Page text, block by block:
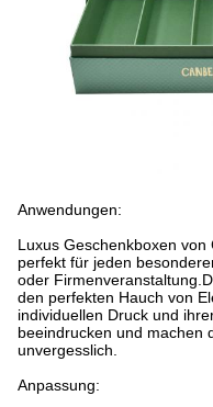
Anwendungen:
Luxus Geschenkboxen
perfekt für jeden
oder
den perfekten Hauch von
individuellen Druck und
beeindrucken und machen
unvergesslich.
Anpassung: